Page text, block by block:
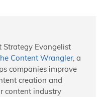
Strategy Evangelist
Content Wrangler, a
companies improve
creation and
content industry